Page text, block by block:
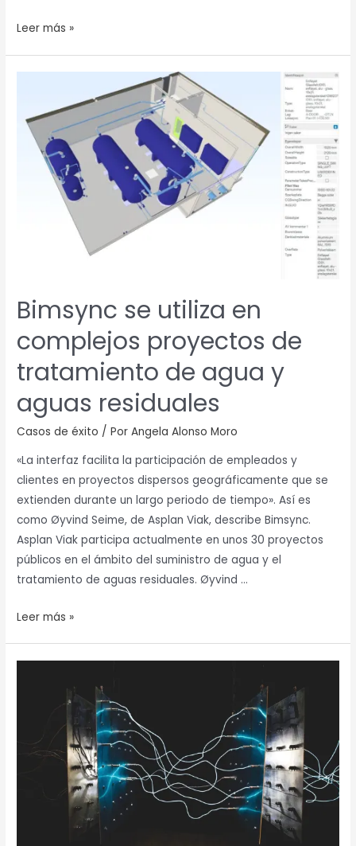
Leer más »
Bimsync se utiliza en
complejos proyectos de
tratamiento de agua y
aguas residuales
Casos de éxito / PorAngela Alonso Moro
«La interfaz facilita la participación de empleados y
clientes en proyectos dispersos geográficamente que se
extienden durante un largo periodo de tiempo». Así es
como Øyvind Seime, de Asplan Viak, describe Bimsync.
Asplan Viak participa actualmente en unos 30 proyectos
públicos en el ámbito del suministro de agua y el
tratamiento de aguas residuales. Øyvind …
utiliza
complejos
proyectos
tratamiento
aguas
residuales
Leer más »
herramienta
(closed
herramientas